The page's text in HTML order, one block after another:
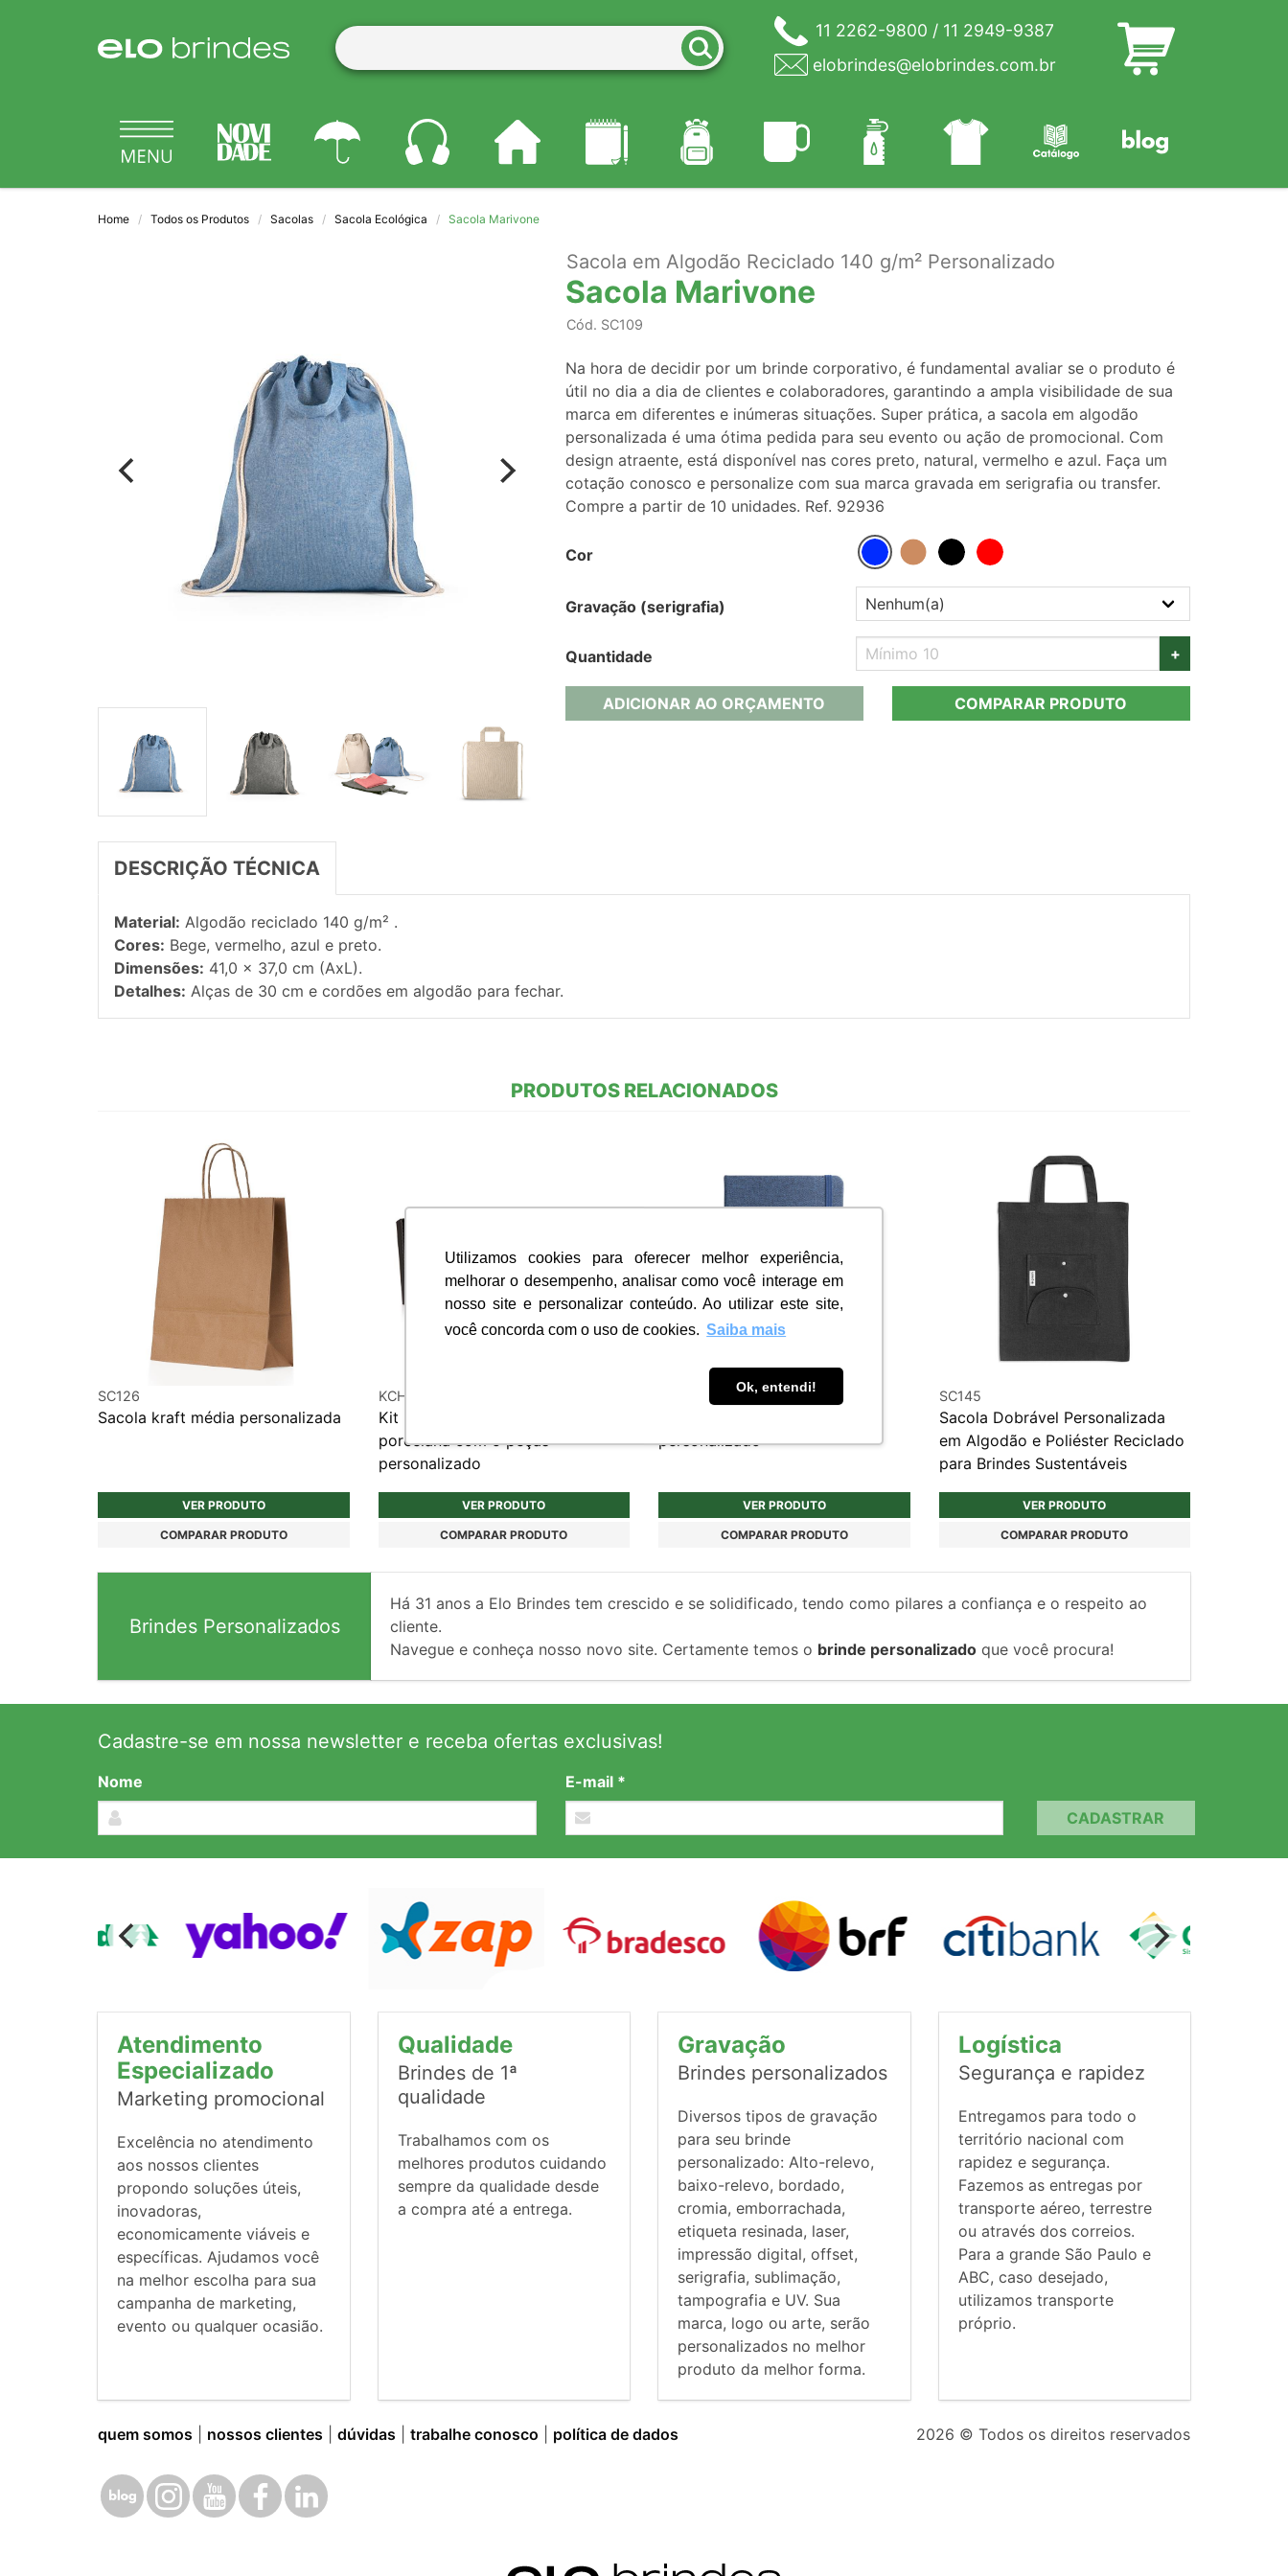
Utilizamos cookies para oferecer melhor experiência,
melhorar o desempenho, analisar como você interage em
nosso site e personalizar conteúdo. Ao utilizar este site,
você concorda com o uso de cookies. Saiba mais
Ok, entendi!
11 2262-9800 / 11 2949-9387
elobrindes@elobrindes.com.br
Home Todos os Produtos Sacolas Sacola Ecológica Sacola Marivone
Sacola em Algodão Reciclado 140 g/m² Personalizado
Sacola Marivone
Cód. SC109
Na hora de decidir por um brinde corporativo, é fundamental avaliar se o produto é
útil no dia a dia de clientes e colaboradores, garantindo a ampla visibilidade de sua
marca em diferentes e inúmeras situações. Super prática, a sacola em algodão
personalizada é uma ótima pedida para seu evento ou ação de promocional. Com
design atraente, está disponível nas cores preto, natural, vermelho e azul. Faça um
cotação conosco e personalize com sua marca gravada em serigrafia ou transfer.
Compre a partir de 10 unidades. Ref. 92936
Cor
Gravação (serigrafia)
Quantidade +
ADICIONAR AO ORÇAMENTO COMPARAR PRODUTO
DESCRIÇÃO TÉCNICA
Material: Algodão reciclado 140 g/m² .
Cores: Bege, vermelho, azul e preto.
Dimensões: 41,0 x 37,0 cm (AxL).
Detalhes: Alças de 30 cm e cordões em algodão para fechar.
PRODUTOS RELACIONADOS
SC126
Sacola kraft média personalizada
VER PRODUTO
COMPARAR PRODUTO
KCH206
Kit petisqueira em bambu e
porcelana com 5 peças
personalizado
VER PRODUTO
COMPARAR PRODUTO
personalizado
VER PRODUTO
COMPARAR PRODUTO
SC145
Sacola Dobrável Personalizada
em Algodão e Poliéster Reciclado
para Brindes Sustentáveis
VER PRODUTO
COMPARAR PRODUTO
Brindes Personalizados
Há 31 anos a Elo Brindes tem crescido e se solidificado, tendo como pilares a confiança e o respeito ao
cliente.
Navegue e conheça nosso novo site. Certamente temos o brinde personalizado que você procura!
Cadastre-se em nossa newsletter e receba ofertas exclusivas!
Nome
E-mail *
CADASTRAR
Atendimento
Especializado
Marketing promocional
Excelência no atendimento
aos nossos clientes
propondo soluções úteis,
inovadoras,
economicamente viáveis e
específicas. Ajudamos você
na melhor escolha para sua
campanha de marketing,
evento ou qualquer ocasião.
Qualidade
Brindes de 1ª
qualidade
Trabalhamos com os
melhores produtos cuidando
sempre da qualidade desde
a compra até a entrega.
Gravação
Brindes personalizados
Diversos tipos de gravação
para seu brinde
personalizado: Alto-relevo,
baixo-relevo, bordado,
cromia, emborrachada,
etiqueta resinada, laser,
impressão digital, offset,
serigrafia, sublimação,
tampografia e UV. Sua
marca, logo ou arte, serão
personalizados no melhor
produto da melhor forma.
Logística
Segurança e rapidez
Entregamos para todo o
território nacional com
rapidez e segurança.
Fazemos as entregas por
transporte aéreo, terrestre
ou através dos correios.
Para a grande São Paulo e
ABC, caso desejado,
utilizamos transporte
próprio.
quem somos nossos clientes dúvidas trabalhe conosco política de dados 2026 © Todos os direitos reservados